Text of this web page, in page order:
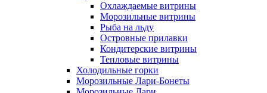
Охлаждаемые витрины
Морозильные витрины
Рыба на льду
Островные прилавки
Кондитерские витрины
Тепловые витрины
Холодильные горки
Морозильные Лари-Бонеты